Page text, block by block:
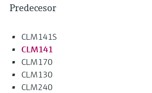
Predecesor
CLM141S
CLM141
CLM170
CLM130
CLM240